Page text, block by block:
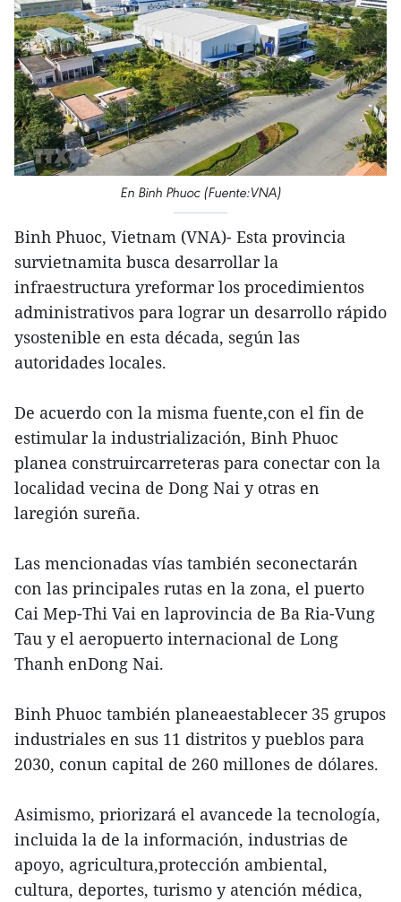
En Binh Phuoc (Fuente:VNA)
Binh Phuoc, Vietnam (VNA)- Esta provincia
survietnamita busca desarrollar la
infraestructura yreformar los procedimientos
administrativos para lograr un desarrollo rápido
ysostenible en esta década, según las
autoridades locales.
De acuerdo con la misma fuente,con el fin de
estimular la industrialización, Binh Phuoc
planea construircarreteras para conectar con la
localidad vecina de Dong Nai y otras en
laregión sureña.
Las mencionadas vías también seconectarán
con las principales rutas en la zona, el puerto
Cai Mep-Thi Vai en laprovincia de Ba Ria-Vung
Tau y el aeropuerto internacional de Long
Thanh enDong Nai.
Binh Phuoc también planeaestablecer 35 grupos
industriales en sus 11 distritos y pueblos para
2030, conun capital de 260 millones de dólares.
Asimismo, priorizará el avancede la tecnología,
incluida la de la información, industrias de
apoyo, agricultura,protección ambiental,
cultura, deportes, turismo y atención médica,